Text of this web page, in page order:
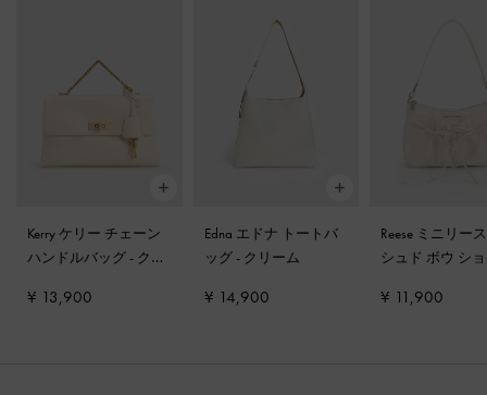
Kerry ケリー チェーン
ハンドルバッグ- クリ
¥ 13,900
Edna エドナ トートバ
ッグ- クリーム
¥ 14,900
Reese ミニリー
シュド ボウ シ
¥ 11,900